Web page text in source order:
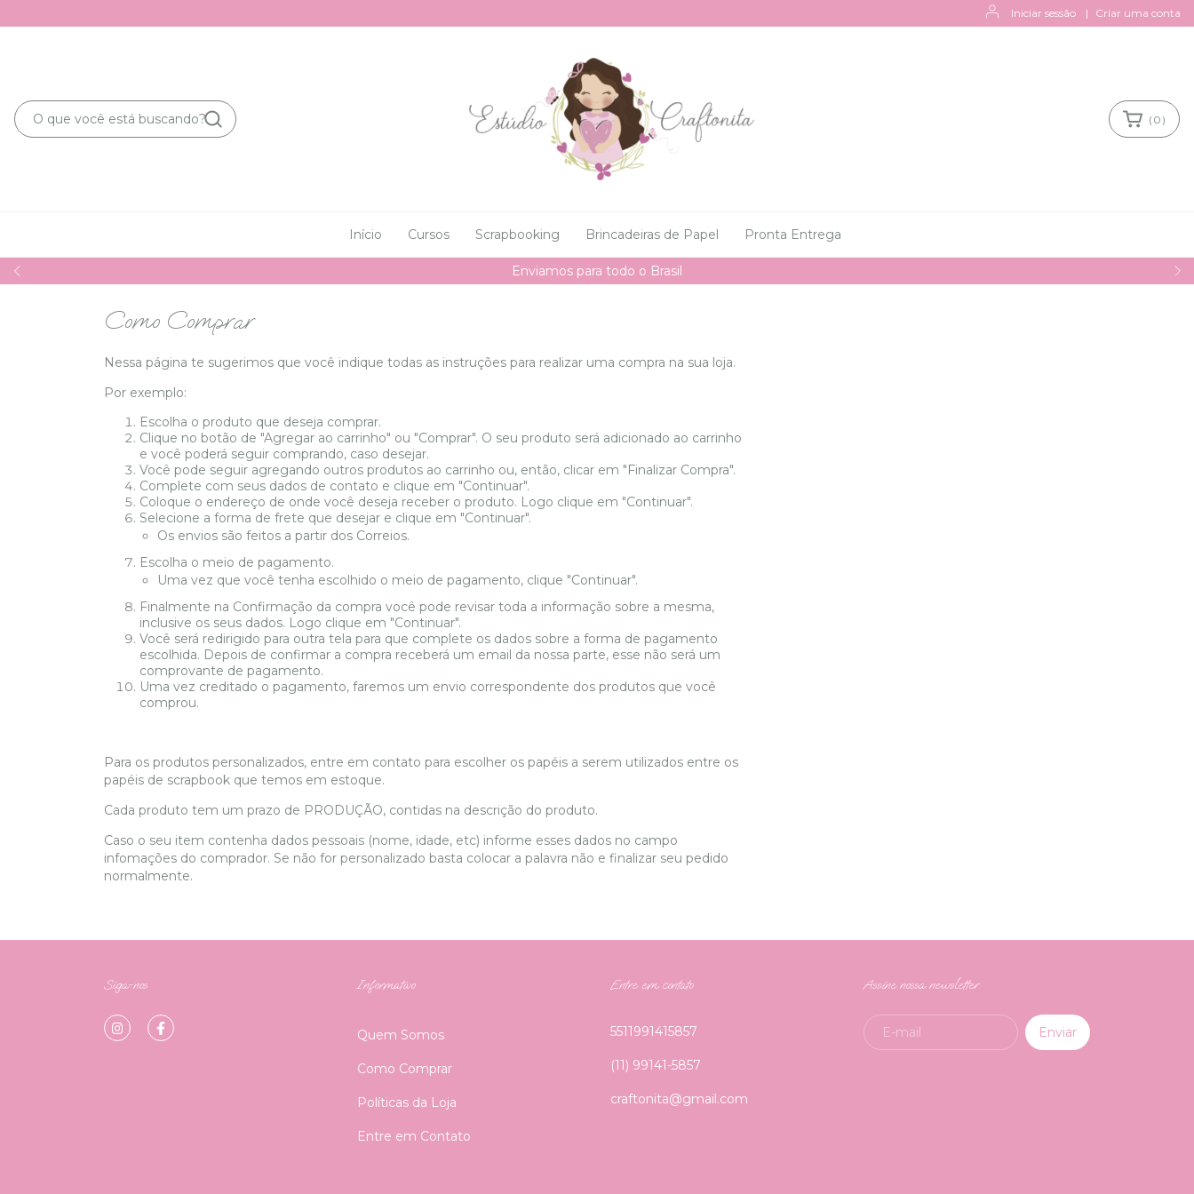
Iniciar sessão | Criar uma conta
Enviamos para todo o Brasil
( 0 )
Início Cursos Scrapbooking Brincadeiras de Papel Pronta Entrega
Como Comprar
Nessa página te sugerimos que você indique todas as instruções para realizar uma compra na sua loja.
Por exemplo:
Escolha o produto que deseja comprar.
Clique no botão de "Agregar ao carrinho" ou "Comprar". O seu produto será adicionado ao carrinho
e você poderá seguir comprando, caso desejar.
Você pode seguir agregando outros produtos ao carrinho ou, então, clicar em "Finalizar Compra".
Complete com seus dados de contato e clique em "Continuar".
Coloque o endereço de onde você deseja receber o produto. Logo clique em "Continuar".
Selecione a forma de frete que desejar e clique em "Continuar".
Os envios são feitos a partir dos Correios.
Escolha o meio de pagamento.
Uma vez que você tenha escolhido o meio de pagamento, clique "Continuar".
Finalmente na Confirmação da compra você pode revisar toda a informação sobre a mesma,
inclusive os seus dados. Logo clique em "Continuar".
Você será redirigido para outra tela para que complete os dados sobre a forma de pagamento
escolhida. Depois de confirmar a compra receberá um email da nossa parte, esse não será um
comprovante de pagamento.
Uma vez creditado o pagamento, faremos um envio correspondente dos produtos que você
comprou.
Para os produtos personalizados, entre em contato para escolher os papéis a serem utilizados entre os
papéis de scrapbook que temos em estoque.
Cada produto tem um prazo de PRODUÇÃO, contidas na descrição do produto.
Caso o seu item contenha dados pessoais (nome, idade, etc) informe esses dados no campo
infomações do comprador. Se não for personalizado basta colocar a palavra não e finalizar seu pedido
normalmente.
Siga-nos Informativo
Quem Somos
Como Comprar
Políticas da Loja
Entre em Contato
Entre em contato
5511991415857
(11) 99141-5857
craftonita@gmail.com
Assine nossa newsletter